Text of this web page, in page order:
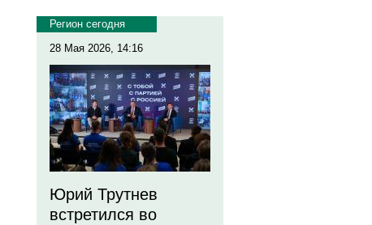
Регион сегодня
28 Мая 2026, 14:16
Юрий Трутнев
встретился во